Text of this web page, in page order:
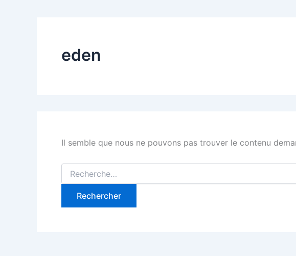
eden
Il semble que nous ne pouvons pas trouver le contenu
Rechercher :